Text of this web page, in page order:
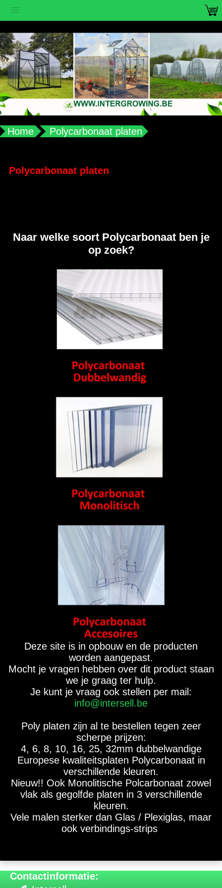
vub2s3u0e8ax988aplqy4qocwdw7b4
Home Polycarbonaat platen
Polycarbonaat platen
Naar welke soort Polycarbonaat ben je
op zoek?
Deze site is in opbouw en de producten
worden aangepast.
Mocht je vragen hebben over dit product staan
we je graag ter hulp.
Je kunt je vraag ook stellen per mail:
info@intersell.be
Poly platen zijn al te bestellen tegen zeer
scherpe prijzen:
4, 6, 8, 10, 16, 25, 32mm dubbelwandige
Europese kwaliteitsplaten Polycarbonaat in
verschillende kleuren.
Nieuw!! Ook Monolitische Polcarbonaat zowel
vlak als gegolfde platen in 3 verschillende
kleuren.
Vele malen sterker dan Glas / Plexiglas, maar
ook verbindings-strips
Contactinformatie: